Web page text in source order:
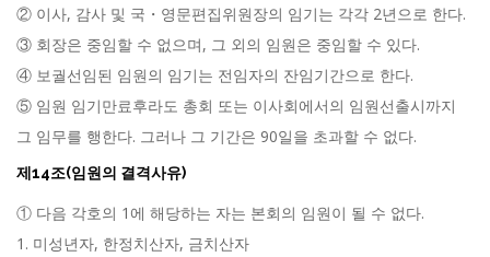
② 이사, 감사 및 국・영문편집위원장의 임기는 각각 2년으로 한다.
③ 회장은 중임할 수 없으며, 그 외의 임원은 중임할 수 있다.
④ 보궐선임된 임원의 임기는 전임자의 잔임기간으로 한다.
⑤ 임원 임기만료후라도 총회 또는 이사회에서의 임원선출시까지
그 임무를 행한다. 그러나 그 기간은 90일을 초과할 수 없다.
제14조(임원의 결격사유)
① 다음 각호의 1에 해당하는 자는 본회의 임원이 될 수 없다.
1. 미성년자, 한정치산자, 금치산자